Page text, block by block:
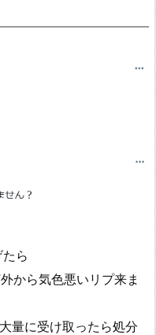
ら
から気色悪いリプ来ま
量に受け取ったら処分